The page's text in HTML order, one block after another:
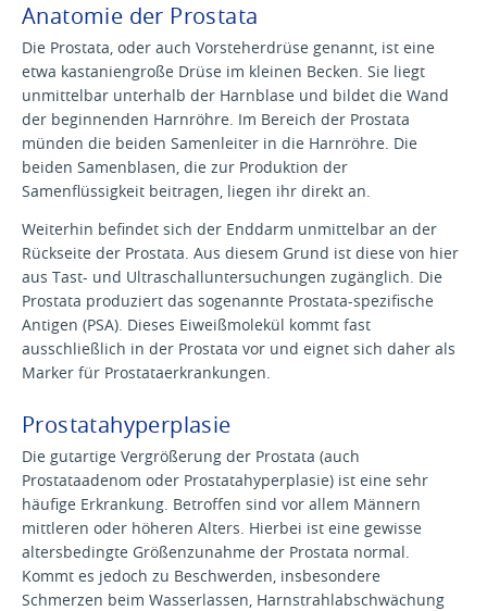
Anatomie der Prostata
Die Prostata, oder auch Vorsteherdrüse genannt, ist eine
etwa kastaniengroße Drüse im kleinen Becken. Sie liegt
unmittelbar unterhalb der Harnblase und bildet die Wand
der beginnenden Harnröhre. Im Bereich der Prostata
münden die beiden Samenleiter in die Harnröhre. Die
beiden Samenblasen, die zur Produktion der
Samenflüssigkeit beitragen, liegen ihr direkt an.
Weiterhin befindet sich der Enddarm unmittelbar an der
Rückseite der Prostata. Aus diesem Grund ist diese von hier
aus Tast- und Ultraschalluntersuchungen zugänglich. Die
Prostata produziert das sogenannte Prostata-spezifische
Antigen (PSA). Dieses Eiweißmolekül kommt fast
ausschließlich in der Prostata vor und eignet sich daher als
Marker für Prostataerkrankungen.
Prostatahyperplasie
Die gutartige Vergrößerung der Prostata (auch
Prostataadenom oder Prostatahyperplasie) ist eine sehr
häufige Erkrankung. Betroffen sind vor allem Männern
mittleren oder höheren Alters. Hierbei ist eine gewisse
altersbedingte Größenzunahme der Prostata normal.
Kommt es jedoch zu Beschwerden, insbesondere
Schmerzen beim Wasserlassen, Harnstrahlabschwächung